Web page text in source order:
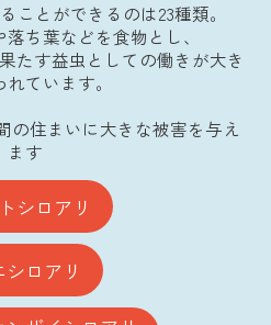
ことができるのは23種類。
ち葉などを食物とし、
たす益虫としての働きが大き
ています。
の住まいに大きな被害を与え
ます
シロアリ
シロアリ